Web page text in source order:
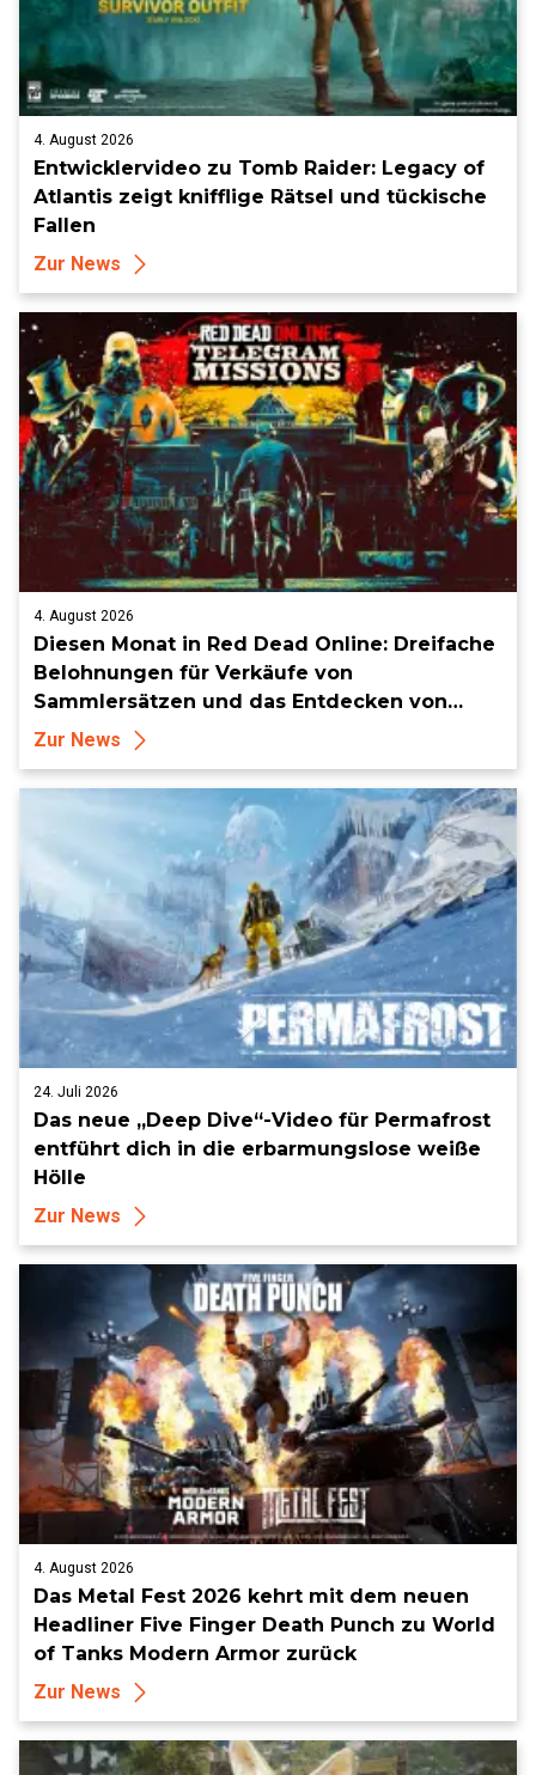
4. August 2026
Entwicklervideo zu Tomb Raider: Legacy of
Atlantis zeigt knifflige Rätsel und tückische
Fallen
Zur News
4. August 2026
Diesen Monat in Red Dead Online: Dreifache
Belohnungen für Verkäufe von
Sammlersätzen und das Entdecken von
Sammlerstücken, in Telegramm-Missionen
Zur News
24. Juli 2026
Das neue „Deep Dive“-Video für Permafrost
entführt dich in die erbarmungslose weiße
Hölle
Zur News
4. August 2026
Das Metal Fest 2026 kehrt mit dem neuen
Headliner Five Finger Death Punch zu World
of Tanks Modern Armor zurück
Zur News